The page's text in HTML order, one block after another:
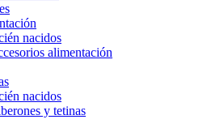
nacidos
alimentación
nacidos
y tetinas